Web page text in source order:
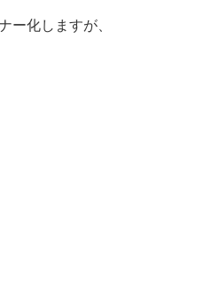
ー化しますが、